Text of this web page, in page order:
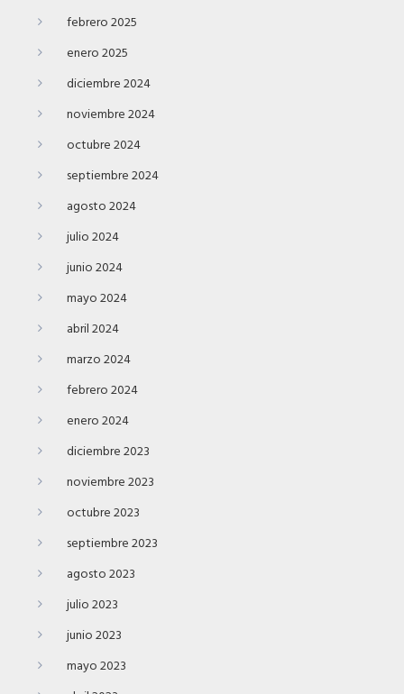
febrero 2025
enero 2025
diciembre 2024
noviembre 2024
octubre 2024
septiembre 2024
agosto 2024
julio 2024
junio 2024
mayo 2024
abril 2024
marzo 2024
febrero 2024
enero 2024
diciembre 2023
noviembre 2023
octubre 2023
septiembre 2023
agosto 2023
julio 2023
junio 2023
mayo 2023